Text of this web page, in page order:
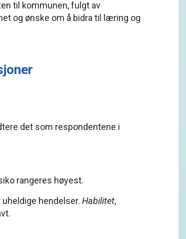
til kommunen, fulgt av
og ønske om å bidra til læring og
det som respondentene i
rangeres høyest.
hendelser. Habilitet,